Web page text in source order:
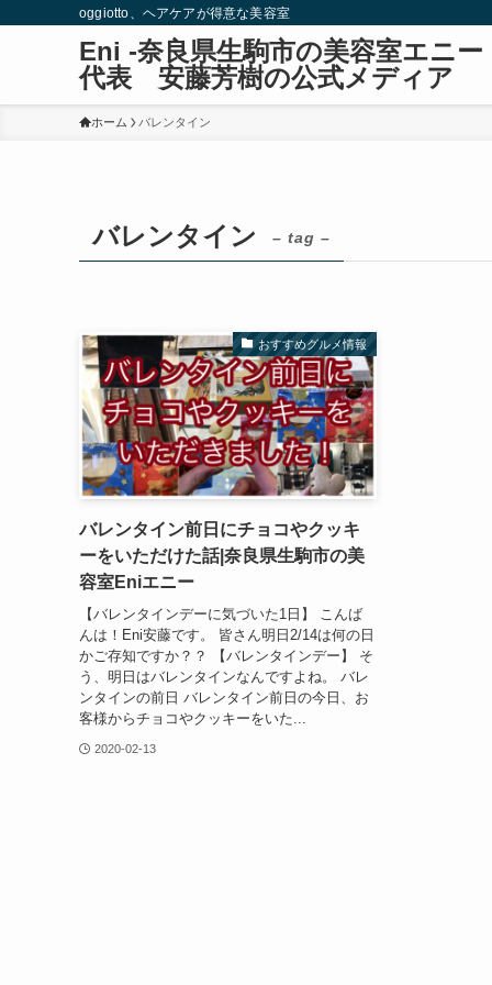
oggiotto、ヘアケアが得意な美容室
Eni -奈良県生駒市の美容室エ
代表 安藤芳樹の公式メディア
ホーム バレンタイン
バレンタイン – tag –
おすすめグルメ情報
バレンタイン前日にチョコやクッキ
ーをいただけた話|奈良県生駒市の美
容室Eniエニー
【バレンタインデーに気づいた1日】 こんば
んは！Eni安藤です。 皆さん明日2/14は何の日
かご存知ですか？？ 【バレンタインデー】 そ
う、明日はバレンタインなんですよね。 バレ
ンタインの前日 バレンタイン前日の今日、お
客様からチョコやクッキーをいた...
2020-02-13